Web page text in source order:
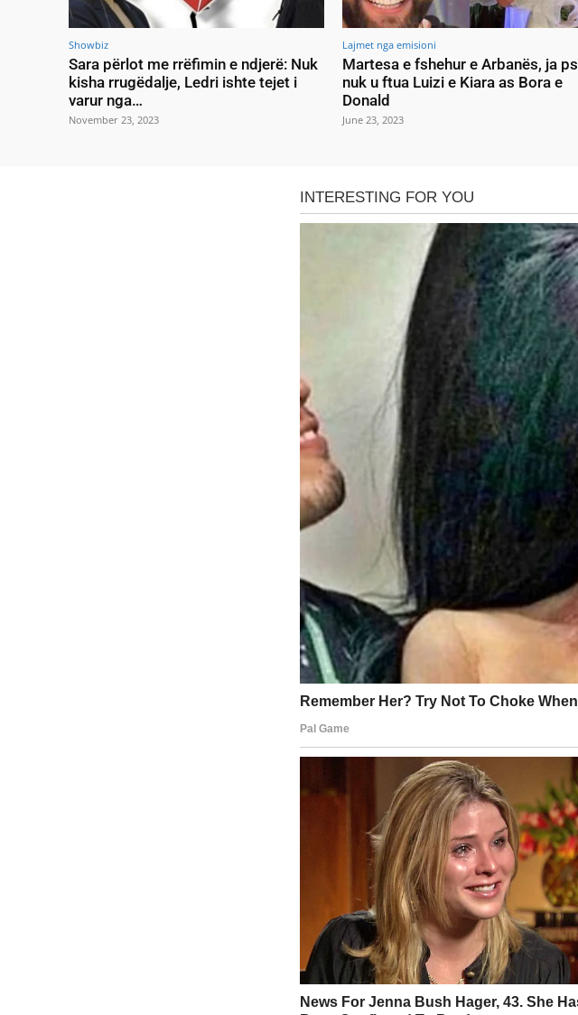
Showbiz
Sara përlot me rrëfimin e ndjerë: Nuk
kisha rrugëdalje, Ledri ishte tejet i
varur nga…
November 23, 2023
Lajmet nga emisioni
Martesa e fshehur e Arbanës, ja
nuk u ftua Luizi e Kiara as Bora e
Donald
June 23, 2023